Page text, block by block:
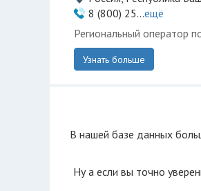
8 (800) 25...ещё
Региональный оператор
Узнать больше
В нашей базе данных
Ну а если вы точно